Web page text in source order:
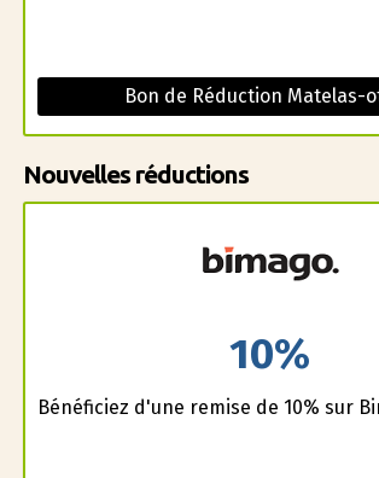
Bon de Réduction Matelas-
Nouvelles réductions
10%
Bénéficiez d'une remise de 10% sur